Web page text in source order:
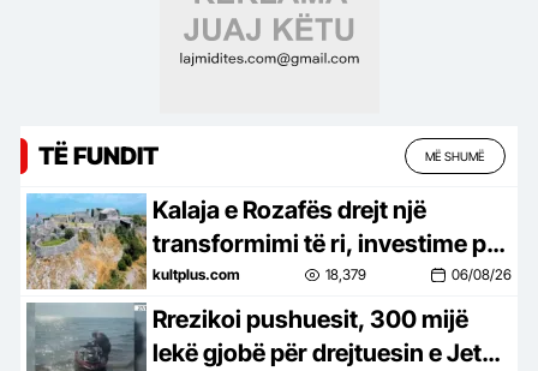
TË FUNDIT MË SHUMË
Kalaja e Rozafës drejt një
transformimi të ri, investime për
trashëgiminë dhe turizmin
kultplus.com 18,379 06/08/26
Rrezikoi pushuesit, 300 mijë
lekë gjobë për drejtuesin e Jet